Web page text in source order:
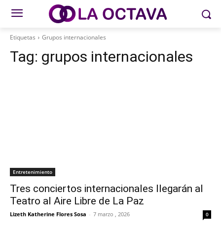
Etiquetas Grupos internacionales
Tag: grupos internacionales
Entretenimiento
Tres conciertos internacionales llegarán al
Teatro al Aire Libre de La Paz
Lizeth Katherine Flores Sosa - 7 marzo , 2026 0